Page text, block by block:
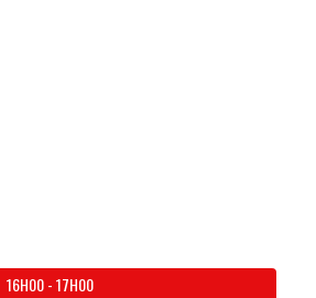
16H00-17H00